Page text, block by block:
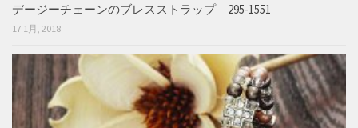
デージーチェーンのブレスストラップ 295-1551
17 1月, 2018